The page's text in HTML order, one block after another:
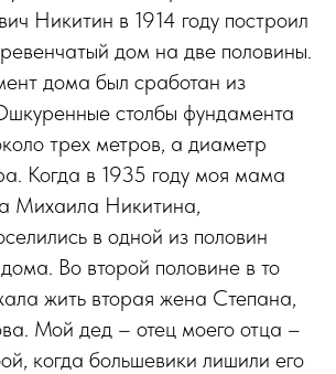
Никитин в 1914 году построил
дом на две половины.
дома был сработан из
столбы фундамента
трех метров, а диаметр
Когда в 1935 году моя мама
Михаила Никитина,
в одной из половин
Во второй половине в то
жить вторая жена Степана,
Мой дед – отец моего отца –
когда большевики лишили его